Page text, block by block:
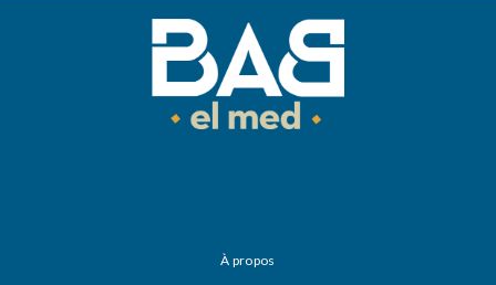
À propos